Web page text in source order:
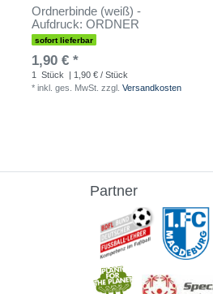
Ordnerbinde (weiß) -
Aufdruck: ORDNER
sofort lieferbar
1,90 € *
1 Stück
| 1,90 € / Stück
* inkl. ges. MwSt. zzgl. Versandkosten
Partner